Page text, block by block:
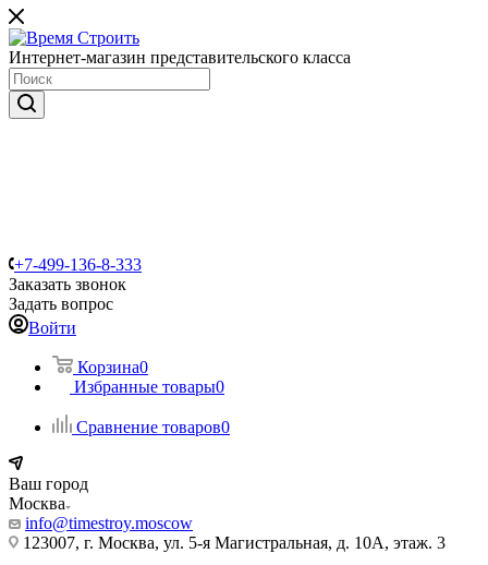
Интернет-магазин представительского класса
+7-499-136-8-333
Заказать звонок
Задать вопрос
Войти
Корзина0
Избранные товары0
Сравнение товаров0
Ваш город
Москва
info@timestroy.moscow
123007, г. Москва, ул. 5-я Магистральная, д. 10А, этаж. 3